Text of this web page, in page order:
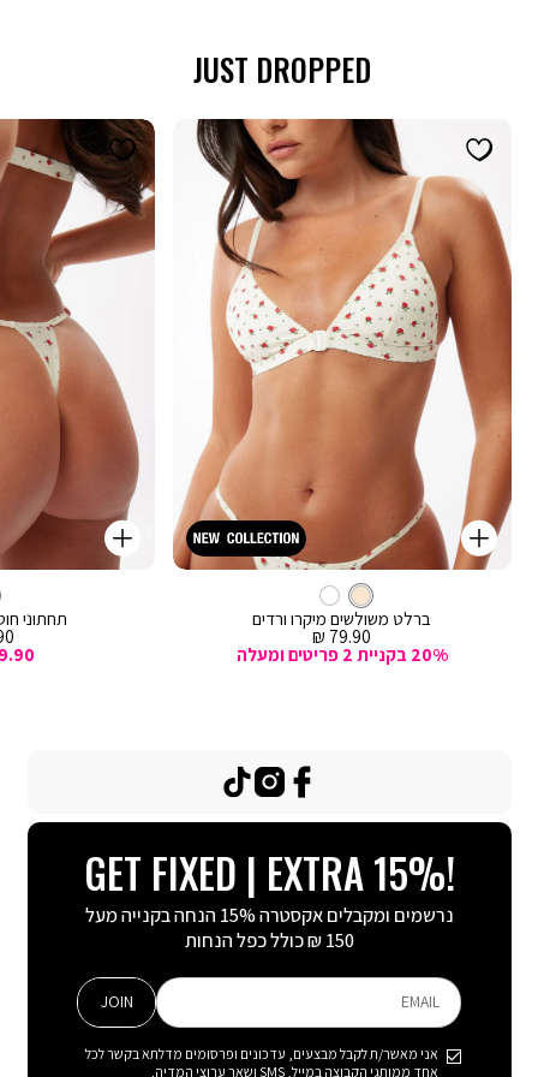
JUST DROPPED
קנייה
מהירה
צבע
קרם
ברלט משולשים מיקרו ורדים
מחיר
מכירה
79.90 ₪
20% בקניית 2 פריטים ומעלה
ברלט
קנייה
מהירה
תחתוני
₪
GET FIXED | EXTRA 15%!
נרשמים ומקבלים אקסטרה 15% הנחה בקנייה מעל
150 ₪ כולל כפל הנחות
EMAIL
אני מאשר/ת לקבל מבצעים, עדכונים ופרסומים מדלתא בקשר לכל
אחד ממותגי הקבוצה במייל, SMS ושאר ערוצי המדיה.
JOIN